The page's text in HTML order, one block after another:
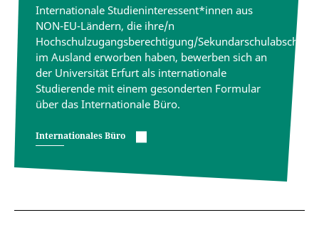
Internationale Studieninteressent*innen aus
NON-EU-Ländern, die ihre/n
Hochschulzugangsberechtigung/Sekundarschulabschluss
im Ausland erworben haben, bewerben sich an
der Universität Erfurt als internationale
Studierende mit einem gesonderten Formular
über das Internationale Büro.
Internationales Büro